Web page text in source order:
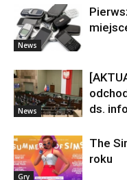
News
News
ds.
Gry
The
roku